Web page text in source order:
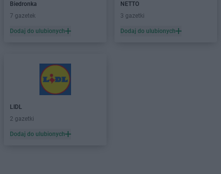
Biedronka
7 gazetek
Dodaj do ulubionych
NETTO
3 gazetki
Dodaj do ulubionych
LIDL
2 gazetki
Dodaj do ulubionych